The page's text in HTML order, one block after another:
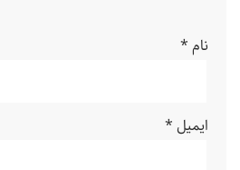
نام *
ایمیل *